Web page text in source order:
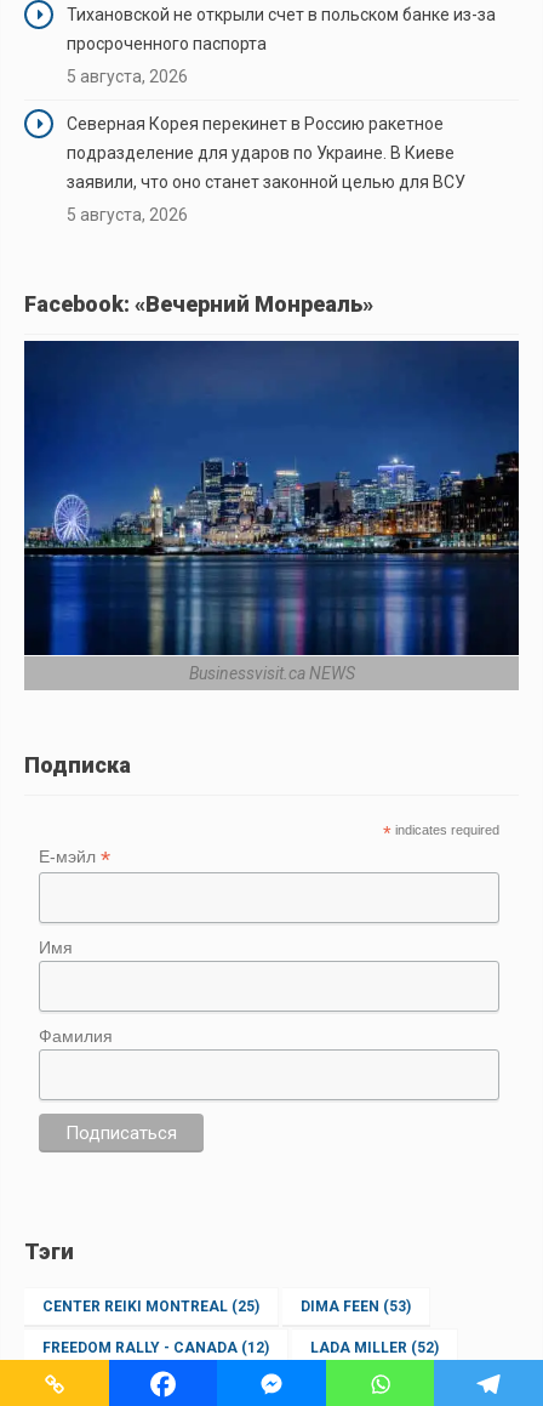
Тихановской не открыли счет в польском банке из-за
просроченного паспорта
5 августа, 2026
Северная Корея перекинет в Россию ракетное
подразделение для ударов по Украине. В Киеве
заявили, что оно станет законной целью для ВСУ
5 августа, 2026
Facebook: «Вечерний Монреаль»
Businessvisit.ca NEWS
Подписка
* indicates required
Е-мэйл*
Имя
Фамилия
Тэги
CENTER REIKI MONTREAL (25) DIMA FEEN (53)
FREEDOM RALLY - CANADA (12) LADA MILLER (52)
LEV GOLBERG (21) LILIA BAHRAT